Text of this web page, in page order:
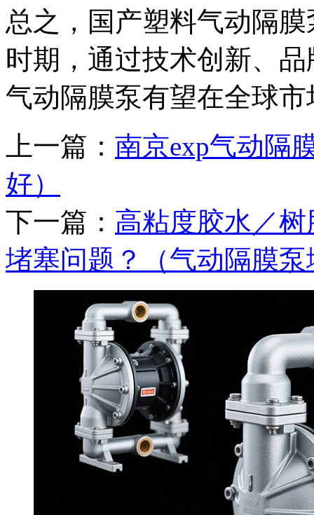
总之，国产塑料气动隔
时期，通过技术创新、
气动隔膜泵有望在全球
上一篇： 南京exp气动隔
好）
下一篇： 高粘度胶水／
堵塞问题？（气动隔膜